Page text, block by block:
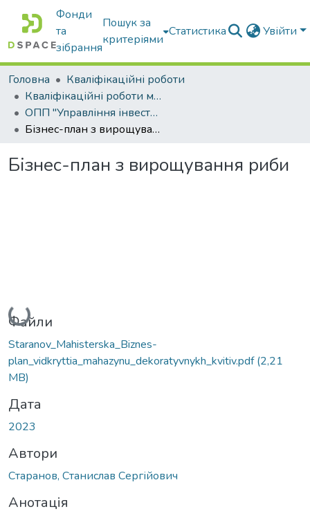
Фонди
та
зібрання
Пошук за
критеріями
Статистика Увійти
Головна
Кваліфікаційні роботи
Кваліфікаційні роботи магістрів
ОПП "Управління інвестиційною діяльністю та міжнародними проектами"
Бізнес-план з вирощування риби
Бізнес-план з вирощування риби
Вантажиться...
Файли
Staranov_Mahisterska_Biznes-
plan_vidkryttia_mahazynu_dekoratyvnykh_kvitiv.pdf(2,21
MB)
Дата
2023
Автори
Старанов, Станислав Сергійович
Анотація